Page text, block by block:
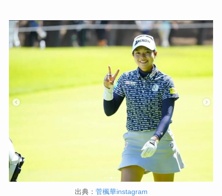
出典： 菅楓華instagram